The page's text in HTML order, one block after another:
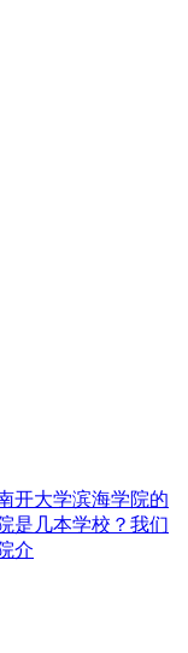
开大学滨海学院的
是几本学校？我们
介